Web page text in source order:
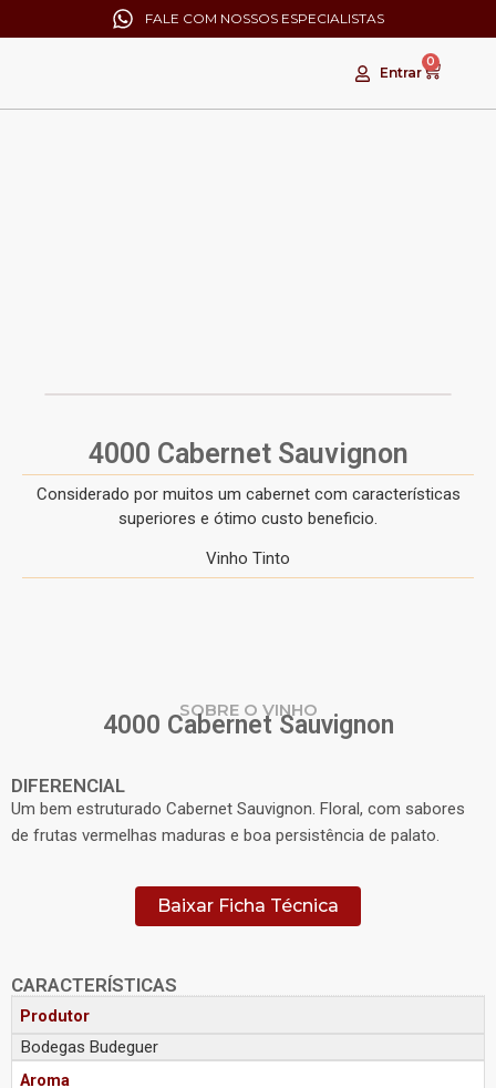
FALE COM NOSSOS ESPECIALISTAS
Entrar
0
4000 Cabernet Sauvignon
Considerado por muitos um cabernet com características
superiores e ótimo custo beneficio.
Vinho Tinto
SOBRE O VINHO
4000 Cabernet Sauvignon
DIFERENCIAL
Um bem estruturado Cabernet Sauvignon. Floral, com sabores
de frutas vermelhas maduras e boa persistência de palato.
Baixar Ficha Técnica
CARACTERÍSTICAS
Produtor
Bodegas Budeguer
Aroma